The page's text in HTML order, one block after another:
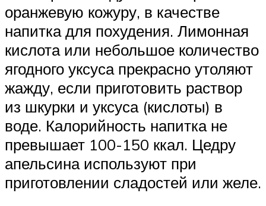
оранжевую кожуру, в качестве
напитка для похудения. Лимонная
кислота или небольшое количество
ягодного уксуса прекрасно утоляют
жажду, если приготовить раствор
из шкурки и уксуса (кислоты) в
воде. Калорийность напитка не
превышает 100-150 ккал. Цедру
апельсина используют при
приготовлении сладостей или желе.